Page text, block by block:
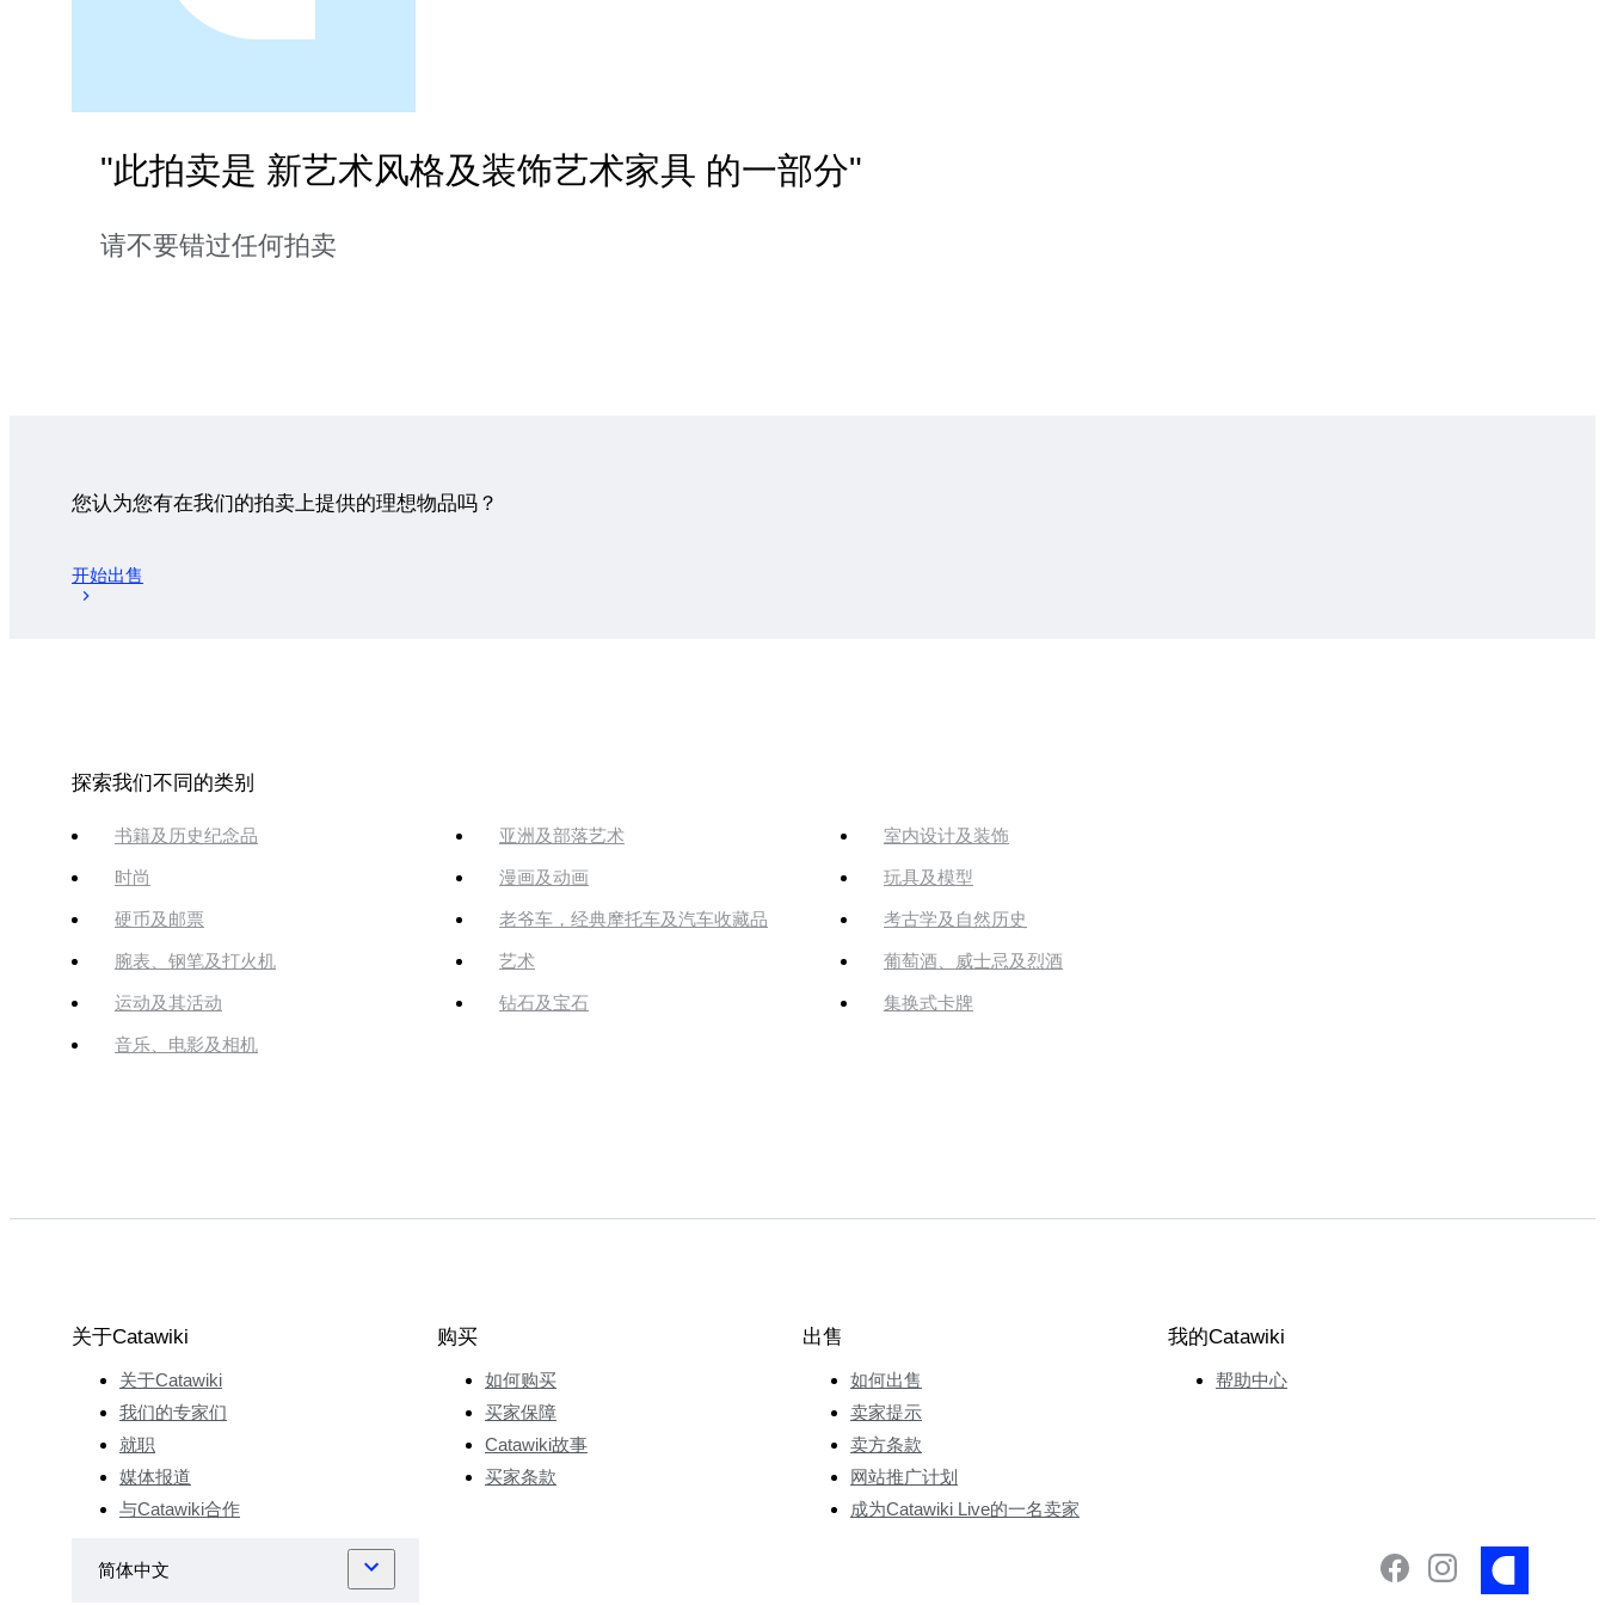
"此拍卖是 新艺术风格及装饰艺术家具 的一部分"
请不要错过任何拍卖
您认为您有在我们的拍卖上提供的理想物品吗？
开始出售
探索我们不同的类别
书籍及历史纪念品 亚洲及部落艺术 室内设计及装饰
时尚 漫画及动画 玩具及模型
硬币及邮票 老爷车，经典摩托车及汽车收藏品 考古学及自然历史
腕表、钢笔及打火机 艺术 葡萄酒、威士忌及烈酒
运动及其活动 钻石及宝石 集换式卡牌
音乐、电影及相机
关于Catawiki
关于Catawiki
我们的专家们
就职
媒体报道
与Catawiki合作
购买
如何购买
买家保障
Catawiki故事
买家条款
出售
如何出售
卖家提示
卖方条款
网站推广计划
成为Catawiki Live的一名卖家
我的Catawiki
帮助中心